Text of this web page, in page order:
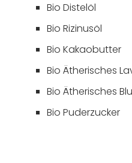
Bio Distelöl
Bio Rizinusöl
Bio Kakaobutter
Bio Ätherisches
Bio Ätherisches
Bio Puderzucker